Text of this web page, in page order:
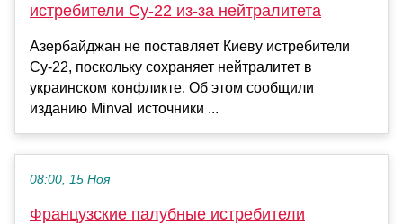
истребители Су-22 из-за нейтралитета
Азербайджан не поставляет Киеву истребители
Су-22, поскольку сохраняет нейтралитет в
украинском конфликте. Об этом сообщили
изданию Minval источники ...
08:00, 15 Ноя
Французские палубные истребители